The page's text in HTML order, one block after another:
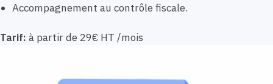
Accompagnement au contrôle fiscale.
Tarif: à partir de 29€ HT /mois